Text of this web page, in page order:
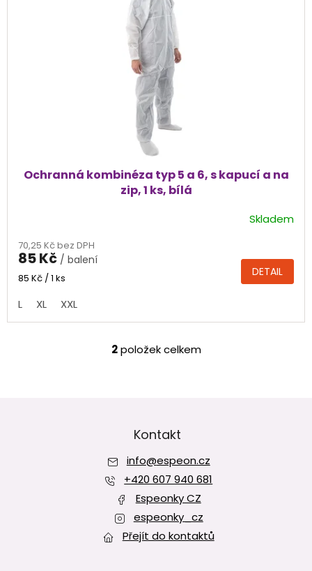
Ochranná kombinéza typ 5 a 6, s kapucí a na
zip, 1 ks, bílá
produktu
je
5,0
5
hvězdiček.
Skladem
70,25 Kč bez DPH
85 Kč / balení
Měrná
85 Kč / 1 ks DETAIL
L XL XXL
O
c
p
r
v
k
y
v
ý
2položek celkem
Kontakt
info@espeon.cz
+420 607 940 681
Espeonky CZ
espeonky_cz
Přejít do kontaktů